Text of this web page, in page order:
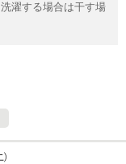
濯する場合は干す場
)